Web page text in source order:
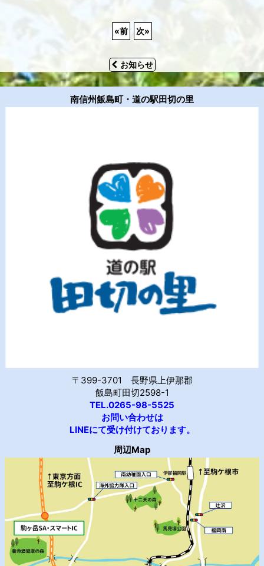
«前 次»
お知らせ
南信州飯島町・道の駅田切の里
〒399-3701 長野県上伊那郡
飯島町田切2598-1
TEL.0265-98-5525
お問い合わせは
LINEにて受け付けております。
周辺Map